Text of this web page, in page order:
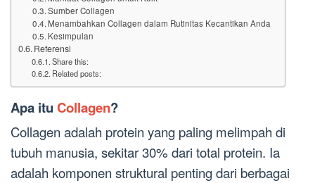
Sumber Collagen
Menambahkan Collagen dalam Rutinitas Kecantikan Anda
Kesimpulan
Referensi
Share this:
Related posts:
Apa itu Collagen?
Collagen adalah protein yang paling melimpah di
tubuh manusia, sekitar 30% dari total protein. Ia
adalah komponen struktural penting dari berbagai